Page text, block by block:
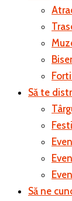
Să te
Să ne